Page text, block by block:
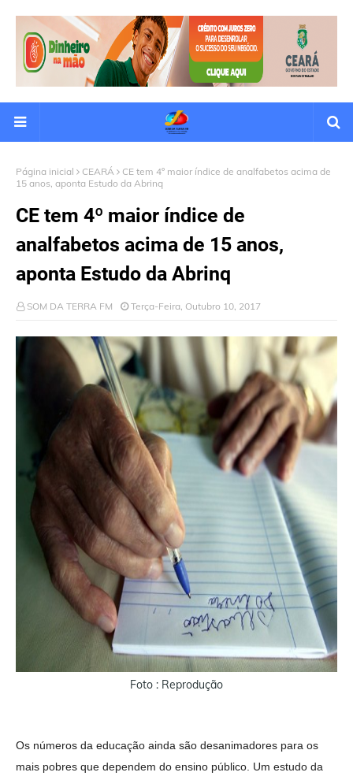
Página inicial CEARÁ
CE tem 4º maior índice de analfabetos acima de
15 anos, aponta Estudo da Abrinq
CE tem 4º maior índice de
analfabetos acima de 15 anos,
aponta Estudo da Abrinq
SOM DA TERRA FM Terça-Feira, Outubro 10, 2017
Foto : Reprodução
Os números da educação ainda são desanimadores para os
mais pobres que dependem do ensino público. Um estudo da